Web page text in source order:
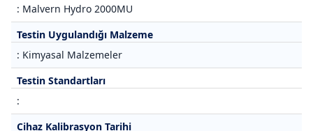
: Malvern Hydro 2000MU
Testin Uygulandığı Malzeme
: Kimyasal Malzemeler
Testin Standartları
:
Cihaz Kalibrasyon Tarihi